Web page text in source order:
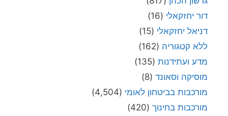
דור יחזקאלי (16)
דניאל יחזקאלי (15)
ללא קטגוריה (162)
מדע ועתידנות (135)
מוסיקה וסאונד (8)
מורכבות בביטחון לאומי (4,504)
מורכבות בחינוך (420)